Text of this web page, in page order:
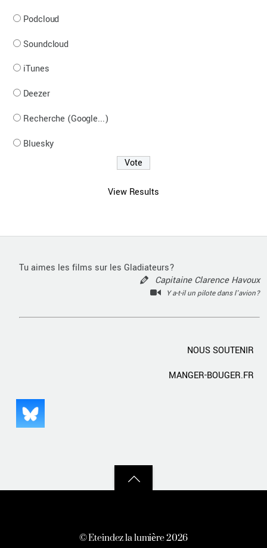
Podcloud
Soundcloud
iTunes
Deezer
Recherche (Google...)
Bluesky
View Results
Tu aimes les films sur les Gladiateurs?
Capitaine Clarence Havoux
Y a-t-il un pilote dans l'avion?
NOUS SOUTENIR
MANGER-BOUGER.FR
Back
©Eteindez la lumière2026